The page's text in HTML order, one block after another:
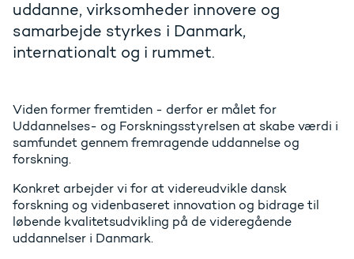
uddanne, virksomheder innovere og
samarbejde styrkes i Danmark,
internationalt og i rummet.
Viden former fremtiden - derfor er målet for
Uddannelses- og Forskningsstyrelsen at skabe værdi i
samfundet gennem fremragende uddannelse og
forskning.
Konkret arbejder vi for at videreudvikle dansk
forskning og videnbaseret innovation og bidrage til
løbende kvalitetsudvikling på de videregående
uddannelser i Danmark.